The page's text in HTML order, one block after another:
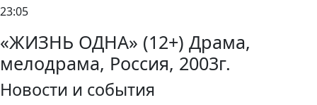
23:05
«ЖИЗНЬ ОДНА» (12+) Драма,
мелодрама, Россия, 2003г.
Новости и события